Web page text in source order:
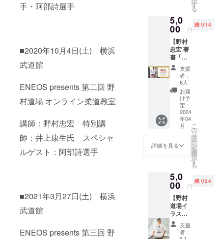
手・阿部詩選手
■2020年10月4日(土) 横浜
武道館
ENEOS presents 第二回 野
村道場 オンライン柔道教室
講師：野村忠宏 特別講
師：井上康生氏 スペシャ
ルゲスト：阿部詩選手
■2021年3月27日(土) 横浜
武道館
ENEOS presents 第三回 野
43cm、
17cm ※
発送は3
月下旬
～4月上
旬を予
定して
おりま
す。
ラー：
ト サイ
ズ：
130cm/
150cm
素材：
コット
ン100%
ディ：
United
Athle
130cm
：身丈
51cm、
身幅
37cm、
肩幅
34cm、
150cm
：身丈
59cm、
身幅
43cm、
肩幅
38cm、
袖丈
す
る
5,0
00 円
残り14
【野村
忠宏 著
書「戦
う理
由」
（サイ
ン入
り）】
野村忠
宏の著
書「戦
う理
由」に
野村忠
宏の直
筆サイ
れさせ
て頂き
ます。
※宛名の
有無も
ご指定
可能で
す。指
支援
者：
6人
お届
け予
定：
2024
年04
月
詳細を見る
こ
の
リ
タ
ー
ン
を
選
択
す
る
5,0
00 円
残り24
【野村
道場イ
ラストT
シャツ
(A or
B)】 野
支援
者：